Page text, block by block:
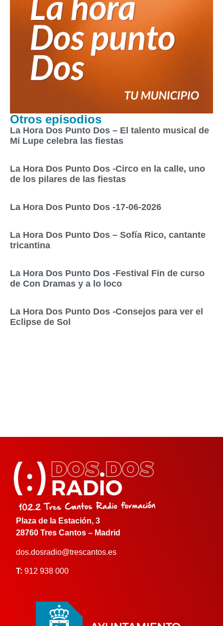
Otros episodios
La Hora Dos Punto Dos – El talento musical de
Mi Lupe celebra las fiestas
La Hora Dos Punto Dos -Circo en la calle, uno
de los pilares de las fiestas
La Hora Dos Punto Dos -17-06-2026
La Hora Dos Punto Dos – Sofía Rico, cantante
tricantina
La Hora Dos Punto Dos -Festival Fin de curso
de Con Dramas y a lo loco
La Hora Dos Punto Dos -Consejos para ver el
Eclipse de Sol
Plaza de la Estación, 3
28760 Tres Cantos – Madrid
dos.dosradio@trescantos.es
T: 912 938 000